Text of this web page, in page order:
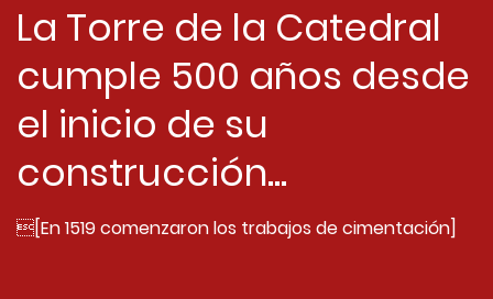
La Torre de la Catedral
cumple 500 años desde
el inicio de su
construcción...
[En 1519 comenzaron los trabajos de cimentación]